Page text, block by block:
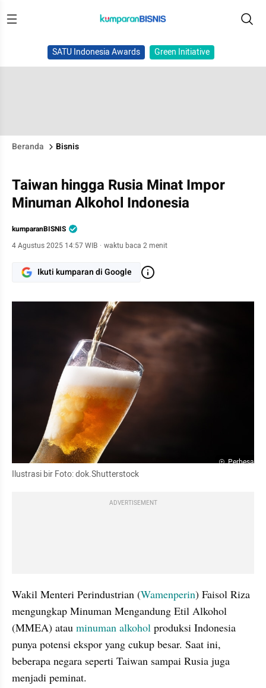
SATU Indonesia Awards Green Initiative
Beranda Bisnis
Taiwan hingga Rusia Minat Impor
Minuman Alkohol Indonesia
kumparanBISNIS
4 Agustus 2025 14:57 WIB · waktu baca 2 menit
Ikuti kumparan di Google
Perbesar
Ilustrasi bir Foto: dok.Shutterstock
ADVERTISEMENT
Wakil Menteri Perindustrian (Wamenperin) Faisol Riza
mengungkap Minuman Mengandung Etil Alkohol
(MMEA) atau minuman alkohol produksi Indonesia
punya potensi ekspor yang cukup besar. Saat ini,
beberapa negara seperti Taiwan sampai Rusia juga
menjadi peminat.